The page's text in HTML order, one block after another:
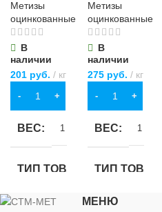
ОСОБЕННОСТИ
4 кг
Метизы
оцинкованные
В
наличии
201 руб. кг
В КОРЗИНУ
ВЕС 1 кг
ТИП ТОВАРА
болт
Метизы
оцинкованные
В
наличии
275 руб. кг
В КОРЗИНУ
ВЕС 1 кг
ТИП ТОВАРА
болт
МЕНЮ